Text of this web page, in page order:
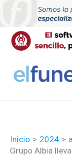
contenido
Inicio 2024
Grupo Albia